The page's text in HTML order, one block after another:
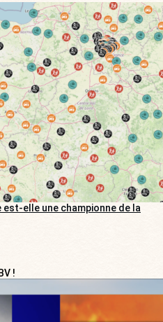
est-elle une championne de la
!